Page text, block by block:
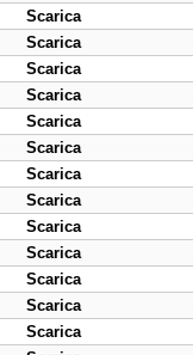
Scarica
Scarica
Scarica
Scarica
Scarica
Scarica
Scarica
Scarica
Scarica
Scarica
Scarica
Scarica
Scarica